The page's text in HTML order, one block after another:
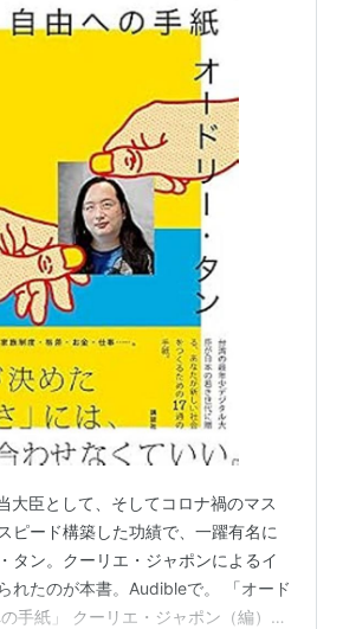
大臣として、そしてコロナ禍のマス
ピード構築した功績で、一躍有名に
タン。クーリエ・ジャポンによるイ
れたのが本書。Audibleで。 「オード
手紙」 クーリエ・ジャポン（編）